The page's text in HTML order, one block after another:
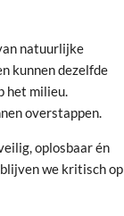
natuurlijke
kunnen dezelfde
het milieu.
overstappen.
oplosbaar én
we kritisch op